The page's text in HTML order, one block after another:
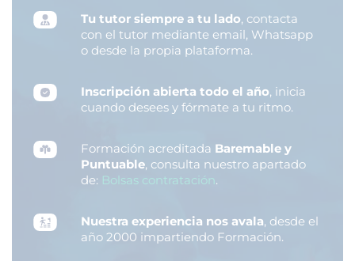
Tu tutor siempre a tu lado, contacta
con el tutor mediante email, Whatsapp
o desde la propia plataforma.
Inscripción abierta todo el año, inicia
cuando desees y fórmate a tu ritmo.
Formación acreditada Baremable y
Puntuable, consulta nuestro apartado
de: Bolsas contratación.
Nuestra experiencia nos avala, desde el
año 2000 impartiendo Formación.